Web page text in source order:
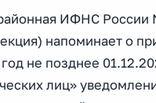
ИФНС России
напоминает о
не позднее
лиц»